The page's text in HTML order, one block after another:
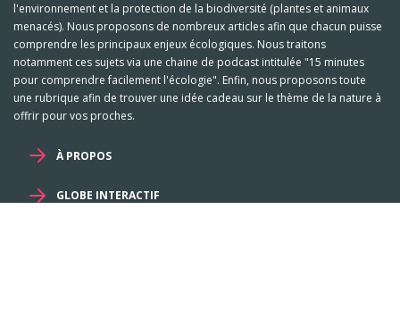
l'environnement et la protection de la biodiversité (plantes et animaux
menacés). Nous proposons de nombreux articles afin que chacun puisse
comprendre les principaux enjeux écologiques. Nous traitons
notamment ces sujets via une chaine de podcast intitulée "15 minutes
pour comprendre facilement l'écologie". Enfin, nous proposons toute
une rubrique afin de trouver une idée cadeau sur le thème de la nature à
offrir pour vos proches.
À PROPOS
GLOBE INTERACTIF